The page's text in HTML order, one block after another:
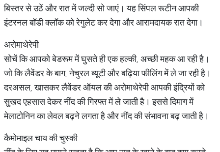
बिस्तर से उठें और रात में जल्दी सो जाएं। यह सिंपल रूटीन आपकी
इंटरनल बॉडी क्लॉक को रेगुलेट कर देगा और आरामदायक रात देगा।
अरोमाथेरेपी
सोचें कि आपको बेडरूम में घुसते ही एक हल्की, अच्छी महक आ रही है।
जो कि लैवेंडर के बाग, नेचुरल ब्यूटी और बढ़िया फीलिंग में ले जा रही है।
दरअसल, खासकर लैवेंडर ऑयल की अरोमाथेरेपी आपकी इंद्रियों को
सुखद एहसास देकर नींद की गिरफ्त में ले जाती है। इससे दिमाग में
मेलाटोनिन का लेवल बढ़ने लगता है और नींद की संभावना बढ़ जाती है।
कैमोमाइल चाय की चुस्की